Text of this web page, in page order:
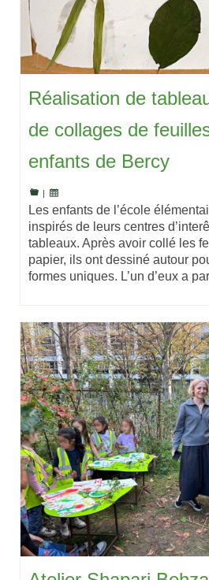
Réalisation de
de collages de
enfants de Bercy
|
Les enfants de l’école
inspirés de leurs centres
tableaux. Après avoir collé les
papier, ils ont dessiné autour
formes uniques. L’un d’eux a